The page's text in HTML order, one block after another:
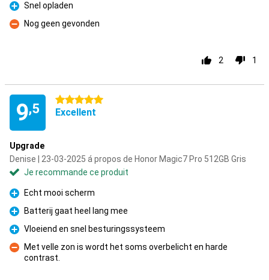
Pour
Snel opladen
Contre
Nog geen gevonden
2 1
9,5
5 étoiles
Excellent
Upgrade
Denise | 23-03-2025 á propos de Honor Magic7 Pro 512GB Gris
Je recommande ce produit
Pour
Echt mooi scherm
Pour
Batterij gaat heel lang mee
Pour
Vloeiend en snel besturingssysteem
Contre
Met velle zon is wordt het soms overbelicht en harde
contrast.